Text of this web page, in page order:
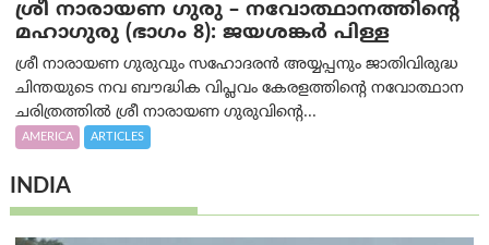
ശ്രീ നാരായണ ഗുരു – നവോത്ഥാനത്തിന്റെ
മഹാഗുരു (ഭാഗം 8): ജയശങ്കര്‍ പിള്ള
ശ്രീ നാരായണ ഗുരുവും സഹോദരൻ അയ്യപ്പനും ജാതിവിരുദ്ധ
ചിന്തയുടെ നവ ബൗദ്ധിക വിപ്ലവം കേരളത്തിന്റെ നവോത്ഥാന
ചരിത്രത്തിൽ ശ്രീ നാരായണ ഗുരുവിന്റെ...
AMERICA ARTICLES
INDIA